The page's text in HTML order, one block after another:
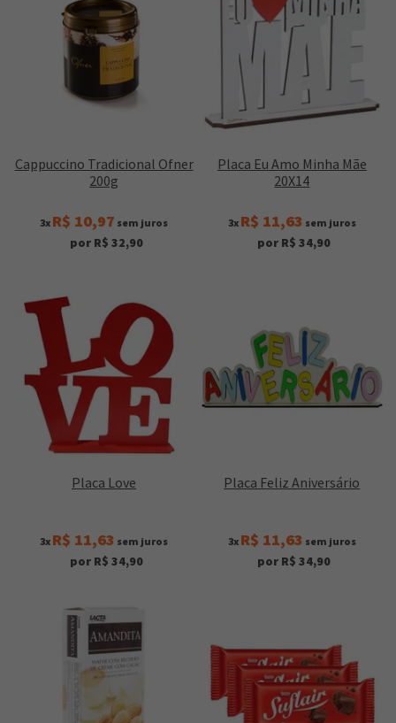
Cappuccino Tradicional Ofner
200g
3x R$ 10,97 sem juros
por R$ 32,90
Placa Eu Amo Minha Mãe
20X14
3x R$ 11,63 sem juros
por R$ 34,90
Placa Love
3x R$ 11,63 sem juros
por R$ 34,90
Placa Feliz Aniversário
3x R$ 11,63 sem juros
por R$ 34,90